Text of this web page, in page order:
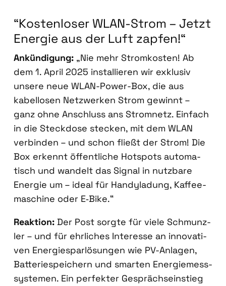
“Kos­ten­lo­ser WLAN-Strom – Jetzt
Ener­gie aus der Luft zap­fen!“
Ankün­di­gung: „Nie mehr Strom­kos­ten! Ab
dem 1. April 2025 instal­lie­ren wir exklu­siv
unse­re neue WLAN-Power-Box, die aus
kabel­lo­sen Netz­wer­ken Strom gewinnt –
ganz ohne Anschluss ans Strom­netz. Ein­fach
in die Steck­do­se ste­cken, mit dem WLAN
ver­bin­den – und schon fließt der Strom! Die
Box erkennt öffent­li­che Hot­spots auto­ma­
tisch und wan­delt das Signal in nutz­ba­re
Ener­gie um – ide­al für Han­dy­la­dung, Kaf­fee­
ma­schi­ne oder E‑Bike.“
Reak­ti­on: Der Post sorg­te für vie­le Schmunz­
ler – und für ehr­li­ches Inter­es­se an inno­va­ti­
ven Ener­gie­spar­lö­sun­gen wie PV-Anla­gen,
Bat­te­rie­spei­chern und smar­ten Ener­gie­mess­
sys­te­men. Ein per­fek­ter Gesprächs­ein­stieg